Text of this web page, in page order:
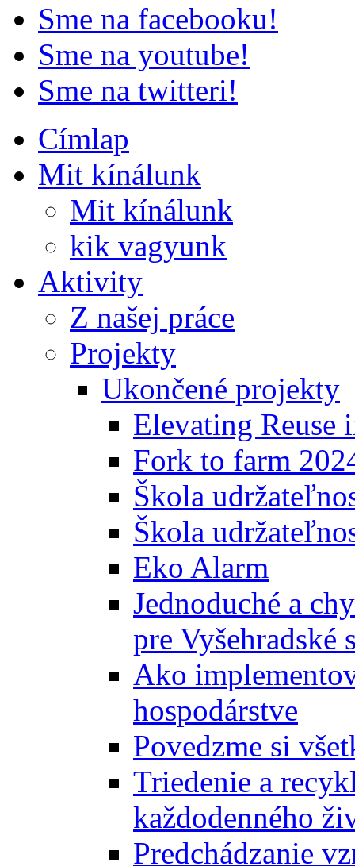
Sme na facebooku!
Sme na youtube!
Sme na twitteri!
Címlap
Mit kínálunk
Mit kínálunk
kik vagyunk
Aktivity
Z našej práce
Projekty
Ukončené projekty
Elevating Reuse
Fork to farm
Škola
Škola
Eko Alarm
Jednoduché a
pre Vyšehradské
Ako
hospodárstve
Povedzme si
Triedenie a
každodenného
Predchádzanie